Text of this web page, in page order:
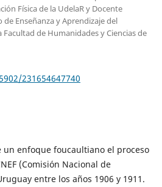
Física de la UdelaR y Docente
Enseñanza y Aprendizaje del
de Humanidades y Ciencias de
231654647740
un enfoque foucaultiano el proceso
(Comisión Nacional de
entre los años 1906 y 1911.